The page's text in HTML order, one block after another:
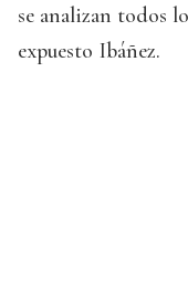
se analizan todos
expuesto Ibáñez.